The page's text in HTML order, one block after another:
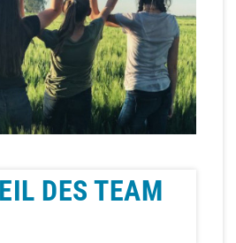
DES TEAM